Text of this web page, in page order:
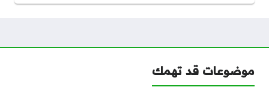
موضوعات قد تهمك